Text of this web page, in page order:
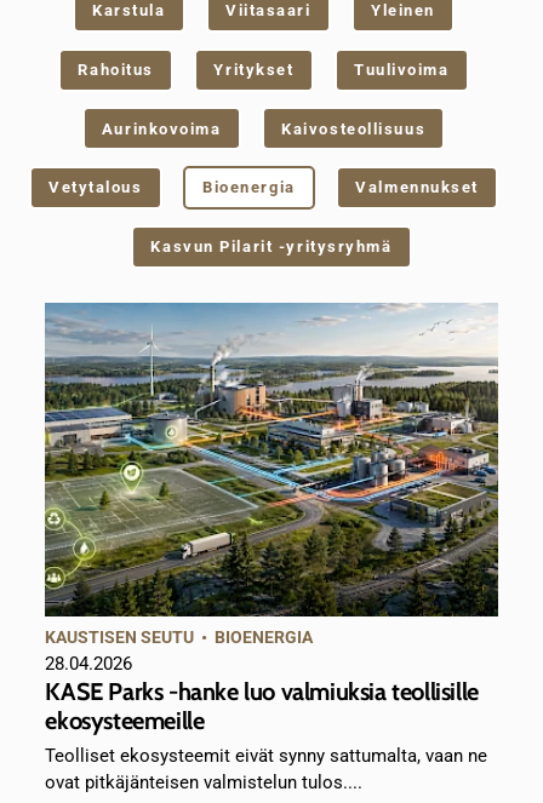
Karstula Viitasaari Yleinen
Rahoitus Yritykset Tuulivoima
Aurinkovoima Kaivosteollisuus
Vetytalous Bioenergia Valmennukset
Kasvun Pilarit -yritysryhmä
KAUSTISEN SEUTU • BIOENERGIA
28.04.2026
KASE Parks -hanke luo valmiuksia teollisille
ekosysteemeille
Teolliset ekosysteemit eivät synny sattumalta, vaan ne
ovat pitkäjänteisen valmistelun tulos....